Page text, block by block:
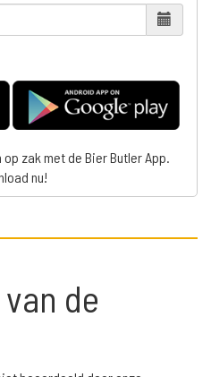
zak met de Bier Butler App.
nu!
de